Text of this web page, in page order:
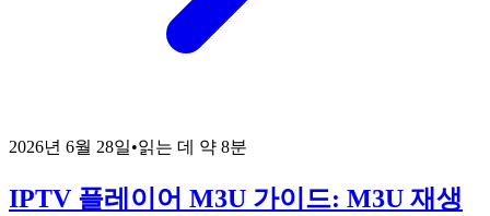
2026년 6월 28일•읽는 데 약 8분
IPTV 플레이어 M3U 가이드: M3U 재생